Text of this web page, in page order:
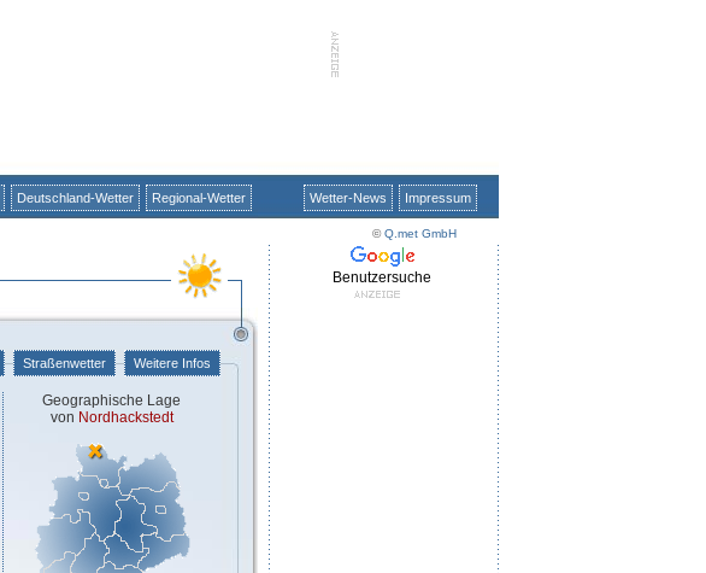
Deutschland-Wetter Regional-Wetter Wetter-News Impressum
©Q.met GmbH
Straßenwetter Weitere Infos
Geographische Lage
von Nordhackstedt
Benutzersuche